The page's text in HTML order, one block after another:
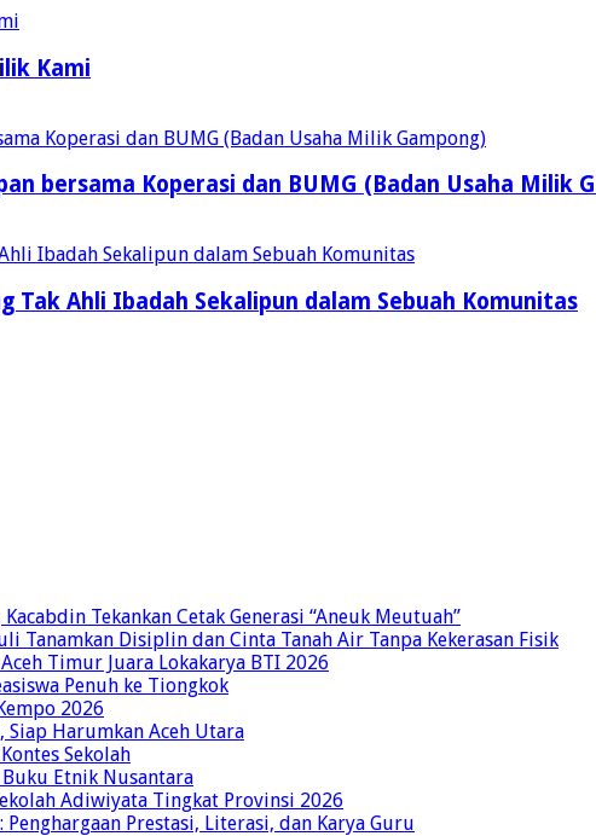
Kami
bersama Koperasi dan BUMG (Badan Usaha Milik
Tak Ahli Ibadah Sekalipun dalam Sebuah Komunitas
Tekankan Cetak Generasi “Aneuk Meutuah”
Tanamkan Disiplin dan Cinta Tanah Air Tanpa Kekerasan Fisik
Timur Juara Lokakarya BTI 2026
Penuh ke Tiongkok
2026
Siap Harumkan Aceh Utara
Sekolah
Etnik Nusantara
Adiwiyata Tingkat Provinsi 2026
Prestasi, Literasi, dan Karya Guru